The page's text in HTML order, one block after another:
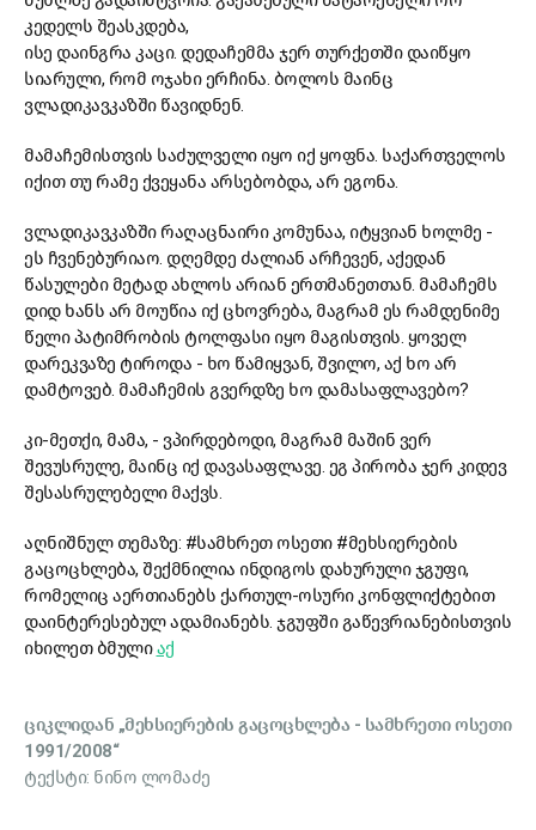
კედელს შეასკდება,
ისე დაინგრა კაცი. დედაჩემმა ჯერ თურქეთში დაიწყო
სიარული, რომ ოჯახიერჩინა. ბოლოს მაინც
ვლადიკავკაზში წავიდნენ.
მამაჩემისთვის საძულველი იყო იქ ყოფნა. საქართველოს
იქით თუ რამე ქვეყანა არსებობდა, არ ეგონა.
ვლადიკავკაზში რაღაცნაირი კომუნაა, იტყვიან ხოლმე -
ეს ჩვენებურიაო. დღემდე ძალიან არჩევენ, აქედან
წასულები მეტადახლოს არიან ერთმანეთთან. მამაჩემს
დიდ ხანს არ მოუწია იქ ცხოვრება, მაგრამ ეს რამდენიმე
წელი პატიმრობის ტოლფასი იყო მაგისთვის. ყოველ
დარეკვაზე ტიროდა - ხო წამიყვან, შვილო, აქ ხო არ
დამტოვებ. მამაჩემის გვერდზე ხო დამასაფლავებო?
კი-მეთქი, მამა, - ვპირდებოდი, მაგრამ მაშინ ვერ
შევუსრულე, მაინც იქ დავასაფლავე. ეგ პირობა ჯერ კიდევ
შესასრულებელი მაქვს.
აღნიშნულ თემაზე: #სამხრეთ ოსეთი #მეხსიერების
გაცოცხლება, შექმნილია ინდიგოს დახურული ჯგუფი,
რომელიც აერთიანებს ქართულ-ოსური კონფლიქტებით
დაინტერესებულ ადამიანებს. ჯგუფში გაწევრიანებისთვის
იხილეთ ბმულიაქ
ციკლიდან „მეხსიერების გაცოცხლება - სამხრეთი ოსეთი
1991/2008“
ტექსტი: ნინო ლომაძე